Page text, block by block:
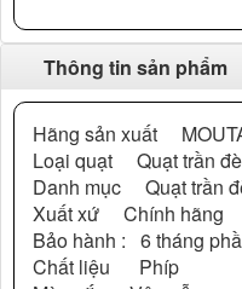
Thông tin sản phẩm
Hãng sản xuất
Loại quạt Quạt trần
Danh mục Quạt trần
Xuất xứ Chính hãng
Bảo hành : 6 tháng
Chất liệu Phíp